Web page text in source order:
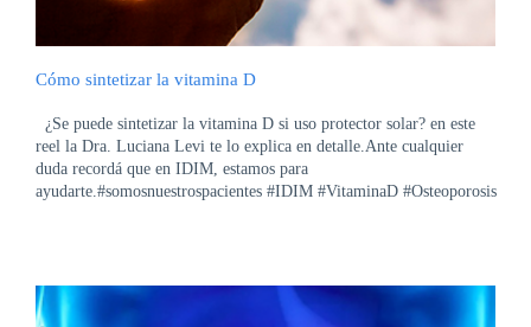
Cómo sintetizar la vitamina D
¿Se puede sintetizar la vitamina D si uso protector solar? en este
reel la Dra. Luciana Levi te lo explica en detalle.Ante cualquier
duda recordá que en IDIM, estamos para
ayudarte.#somosnuestrospacientes #IDIM #VitaminaD #Osteoporosis